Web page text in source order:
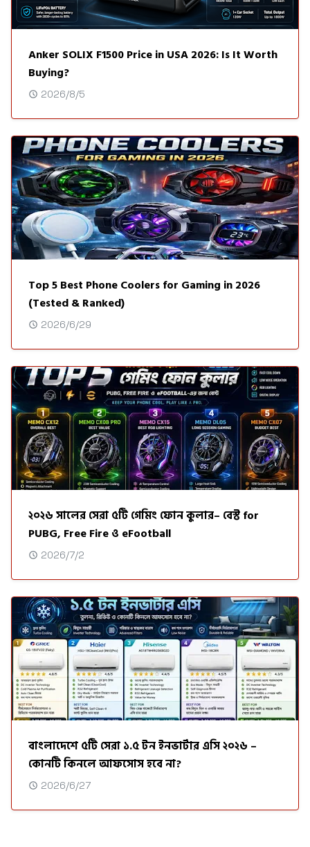
Anker SOLIX F1500 Price in USA 2026: Is It Worth
Buying?
2026/8/5
Top 5 Best Phone Coolers for Gaming in 2026
(Tested & Ranked)
2026/6/29
২০২৬ সালের সেরা ৫টি গেমিং ফোন কুলার– বেস্ট for
PUBG, Free Fire ও eFootball
2026/7/2
বাংলাদেশে ৫টি সেরা ১.৫ টন ইনভার্টার এসি ২০২৬ –
কোনটি কিনলে আফসোস হবে না?
2026/6/27